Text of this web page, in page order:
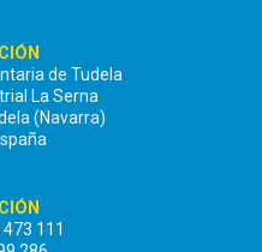
de Tudela
La Serna
(Navarra)
111